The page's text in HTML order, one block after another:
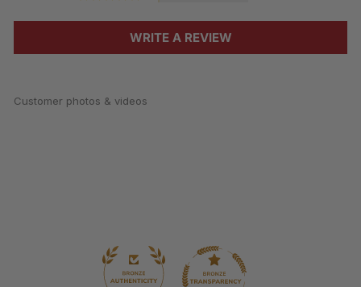
WRITE A REVIEW
Customer photos & videos